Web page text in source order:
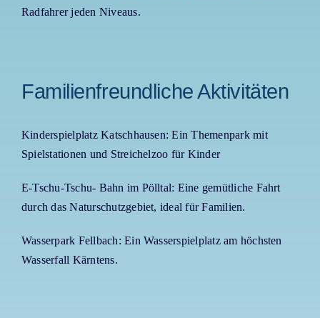
Radfahrer jeden Niveaus.
Familienfreundliche Aktivitäten
Kinderspielplatz Katschhausen: Ein Themenpark mit
Spielstationen und Streichelzoo für Kinder
E-Tschu-Tschu- Bahn im Pölltal: Eine gemütliche Fahrt
durch das Naturschutzgebiet, ideal für Familien.
Wasserpark Fellbach: Ein Wasserspielplatz am höchsten
Wasserfall Kärntens.